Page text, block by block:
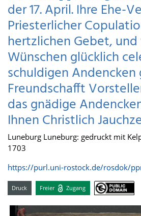
der 17. April. Ihre Ehe-
Priesterlicher
hertzlichen Gebet,
Wünschen glücklich
schuldigen
Freundschafft
das gnädige
Ihnen Christlich
Luneburg Luneburg: gedruckt mit
1703
https://purl.uni-rostock.de/rosdok/
Druck Freier Zugang